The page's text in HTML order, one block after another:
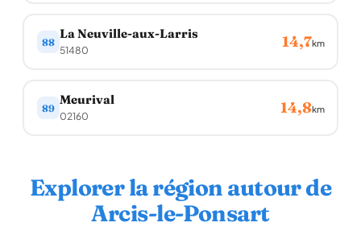
88
La Neuville-aux-Larris
51480 14,7km
89
Meurival
02160 14,8km
Explorer la région autour de
Arcis-le-Ponsart